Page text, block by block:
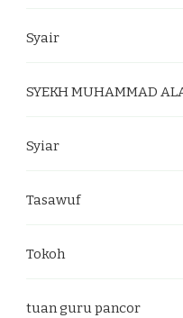
Syair
SYEKH MUHAMMAD
Syiar
Tasawuf
Tokoh
tuan guru pancor